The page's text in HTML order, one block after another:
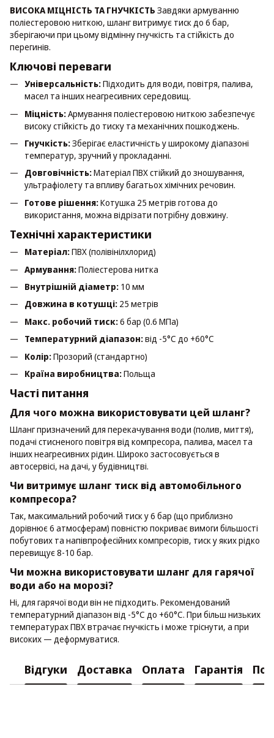
ВИСОКА МІЦНІСТЬ ТА ГНУЧКІСТЬ Завдяки армуванню
поліестеровою ниткою, шланг витримує тиск до 6 бар,
зберігаючи при цьому відмінну гнучкість та стійкість до
перегинів.
Ключові переваги
Універсальність:Підходить для води, повітря, палива,
масел та інших неагресивних середовищ.
Міцність:Армування поліестеровою ниткою забезпечує
високу стійкість до тиску та механічних пошкоджень.
Гнучкість:Зберігає еластичність у широкому діапазоні
температур, зручний у прокладанні.
Довговічність:Матеріал ПВХ стійкий до зношування,
ультрафіолету та впливу багатьох хімічних речовин.
Готове рішення:Котушка 25 метрів готова до
використання, можна відрізати потрібну довжину.
Технічні характеристики
Матеріал:ПВХ (полівінілхлорид)
Армування:Поліестерова нитка
Внутрішній діаметр: 10 мм
Довжина в котушці: 25 метрів
Макс. робочий тиск:6 бар (0.6 МПа)
Температурний діапазон:від -5°C до +60°C
Колір:Прозорий (стандартно)
Країна виробництва:Польща
Часті питання
Для чого можна використовувати цей шланг?
Шланг призначений для перекачування води (полив, миття),
подачі стисненого повітря від компресора, палива, масел та
інших неагресивних рідин. Широко застосовується в
автосервісі, на дачі, у будівництві.
Чи витримує шланг тиск від автомобільного
компресора?
Так, максимальний робочий тиск у 6 бар (що приблизно
дорівнює 6 атмосферам) повністю покриває вимоги більшості
побутових та напівпрофесійних компресорів, тиск у яких рідко
перевищує 8-10 бар.
Чи можна використовувати шланг для гарячої
води або на морозі?
Ні, для гарячої води він не підходить. Рекомендований
температурний діапазон від -5°C до +60°C. При більш низьких
температурах ПВХ втрачає гнучкість і може тріснути, а при
високих — деформуватися.
Відгуки Доставка Оплата Гарантія